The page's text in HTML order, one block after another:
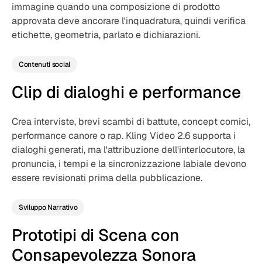
immagine quando una composizione di prodotto
approvata deve ancorare l'inquadratura, quindi verifica
etichette, geometria, parlato e dichiarazioni.
Contenuti social
Clip di dialoghi e performance
Crea interviste, brevi scambi di battute, concept comici,
performance canore o rap. Kling Video 2.6 supporta i
dialoghi generati, ma l'attribuzione dell'interlocutore, la
pronuncia, i tempi e la sincronizzazione labiale devono
essere revisionati prima della pubblicazione.
Sviluppo Narrativo
Prototipi di Scena con
Consapevolezza Sonora